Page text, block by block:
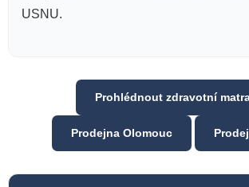
USNU.
Prohlédnout zdravotní
Prodejna Olomouc